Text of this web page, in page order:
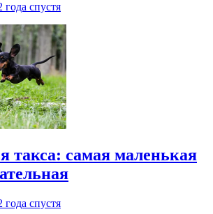
года спустя
такса: самая маленькая
года спустя